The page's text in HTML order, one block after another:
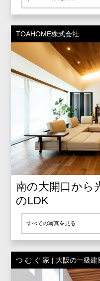
TOAHOME株式会社
南の大開口から
のLDK
すべての写真を見る
つ む ぐ 家 | 大阪の一級